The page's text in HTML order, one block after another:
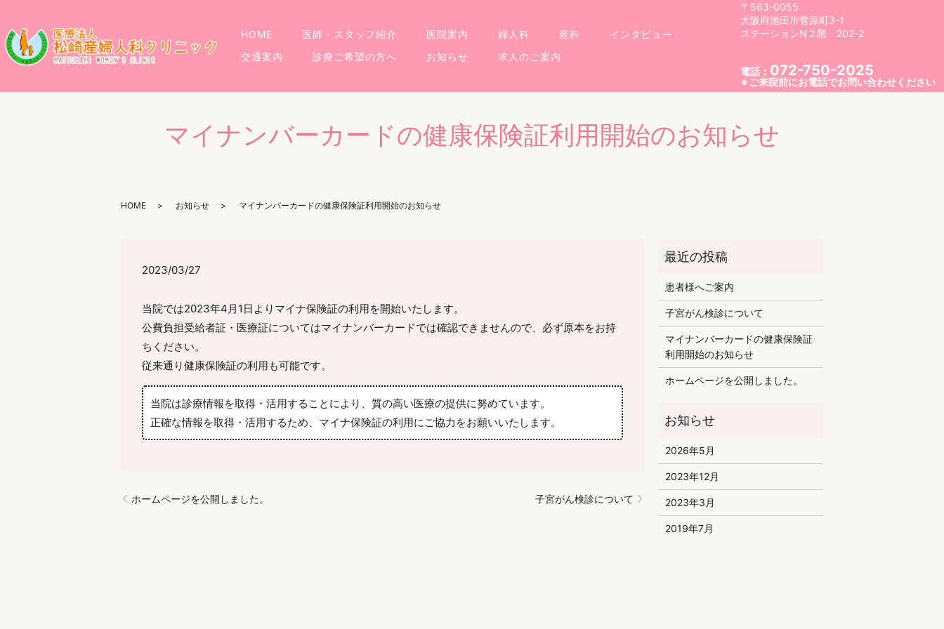
HOME 医師・スタッフ紹介 医院案内 婦人科 産科
インタビュー
交通案内
診療ご希望の方へ お知らせ 求人のご案内
〒563-0055
大阪府池田市菅原町3-1
ステーションN２階 202-2
電話： 072-750-2025
※ご来院前にお電話でお問い合わせください
マイナンバーカードの健康保険証利用開始のお知らせ
HOME お知らせ マイナンバーカードの健康保険証利用開始のお知らせ
2023/03/27
当院では2023年4月1日よりマイナ保険証の利用を開始いたします。
公費負担受給者証・医療証についてはマイナンバーカードでは確認できませんので、必ず原本をお持
ちください。
従来通り健康保険証の利用も可能です。
当院は診療情報を取得・活用することにより、質の高い医療の提供に努めています。
正確な情報を取得・活用するため、マイナ保険証の利用にご協力をお願いいたします。
ホームページを公開しました。 子宮がん検診について
患者様へご案内
子宮がん検診について
マイナンバーカードの健康保険証
利用開始のお知らせ
ホームページを公開しました。
2026年5月
2023年12月
2023年3月
2019年7月